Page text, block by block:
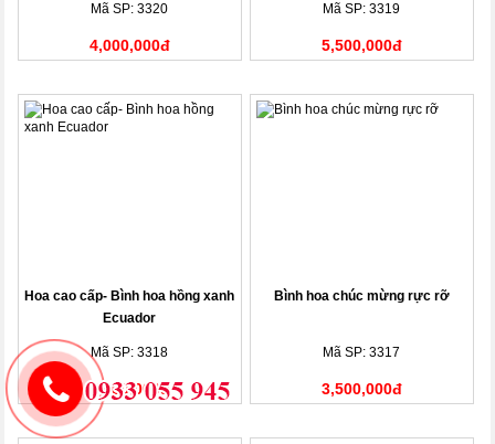
Mã SP: 3320
4,000,000đ
Mã SP: 3319
5,500,000đ
Hoa cao cấp- Bình hoa hồng xanh
Ecuador
Mã SP: 3318
7,500,000đ
Bình hoa chúc mừng rực rỡ
Mã SP: 3317
3,500,000đ